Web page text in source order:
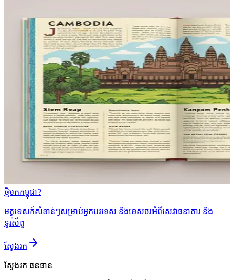
ថ្មីមកកម្ពុជា?
មគ្គុទេសក៍សំខាន់ៗសម្រាប់អ្នកបរទេស និងទេសចរអំពីសេវាធនាគារ និង
ទូរស័ព្ទ
ស្វែងរក
ស្វែងរក ធនធាន